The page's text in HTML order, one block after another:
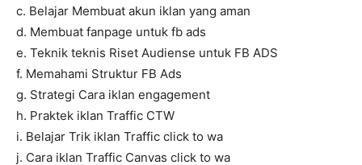
c. Belajar Membuat akun iklan yang aman
d. Membuat fanpage untuk fb ads
e. Teknik teknis Riset Audiense untuk FB ADS
f. Memahami Struktur FB Ads
g. Strategi Cara iklan engagement
h. Praktek iklan Traffic CTW
i. Belajar Trik iklan Traffic click to wa
j. Cara iklan Traffic Canvas click to wa